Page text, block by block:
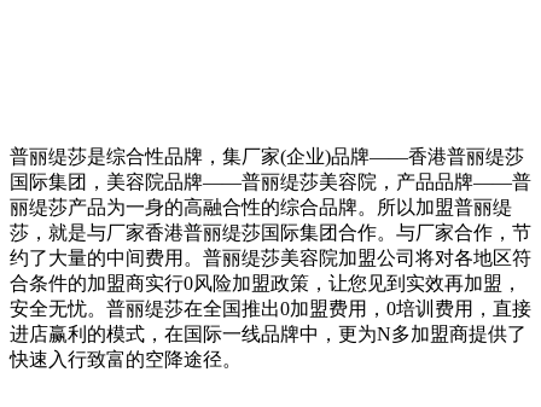
普丽缇莎是综合性品牌，集厂家(企业)品牌——香港普丽缇莎
国际集团，美容院品牌——普丽缇莎美容院，产品品牌——普
丽缇莎产品为一身的高融合性的综合品牌。所以加盟普丽缇
莎，就是与厂家香港普丽缇莎国际集团合作。与厂家合作，节
约了大量的中间费用。普丽缇莎美容院加盟公司将对各地区符
合条件的加盟商实行0风险加盟政策，让您见到实效再加盟，
安全无忧。普丽缇莎在全国推出0加盟费用，0培训费用，直接
进店赢利的模式，在国际一线品牌中，更为N多加盟商提供了
快速入行致富的空降途径。